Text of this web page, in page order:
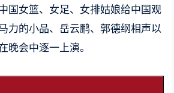
国女篮、女足、女排姑娘给中国观
力的小品、岳云鹏、郭德纲相声以
晚会中逐一上演。